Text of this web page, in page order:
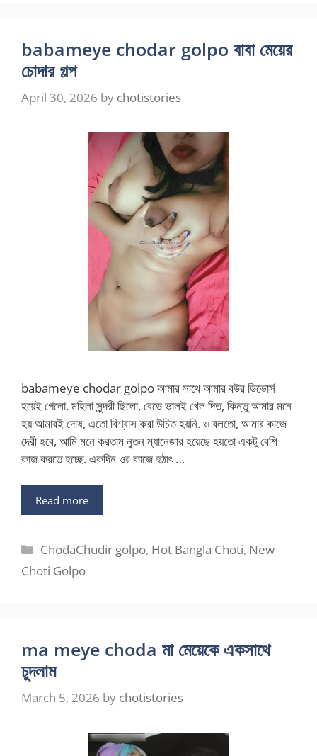
babameye chodar golpo বাবা মেয়ের
চোদার গল্প
April 30, 2026 by chotistories
babameye chodar golpo আমার সাথে আমার বউর ডিভোর্স
হয়েই গেলো. মহিলা সুন্দরী ছিলো, বেডে ভালই খেল দিত, কিন্তু আমার মনে
হয় আমারই দোষ, এতো বিশ্বাস করা উচিত হয়নি. ও বলতো, আমার কাজে
দেরী হবে, আমি মনে করতাম নুতন ম্যানেজার হয়েছে হয়তো একটু বেশি
কাজ করতে হচ্ছে. একদিন ওর কাজে হঠাৎ …
Read more
Categories
ChodaChudir golpo, Hot Bangla Choti, New
Choti Golpo
ma meye choda মা মেয়েকে একসাথে
চুদলাম
March 5, 2026 by chotistories